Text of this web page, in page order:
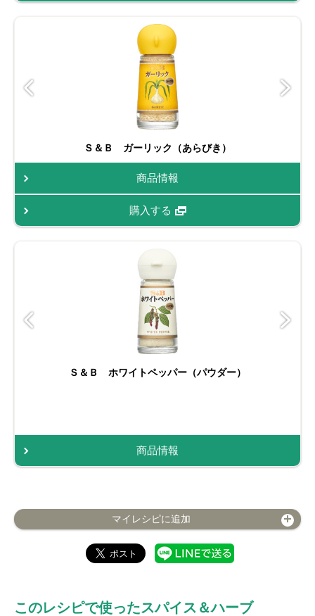
Ｓ＆Ｂ ガーリック（あらびき）
商品情報
購入する
Ｓ＆Ｂ ホワイトペッパー（パウダー）
商品情報
マイレシピに追加
このレシピで使ったスパイス＆ハーブ